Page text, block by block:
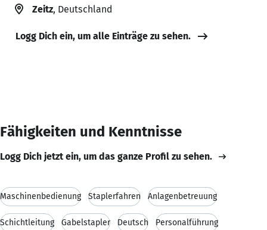
Zeitz, Deutschland
Logg Dich ein, um alle Einträge zu sehen.
Fähigkeiten und Kenntnisse
Logg Dich jetzt ein, um das ganze Profil zu sehen.
Maschinenbedienung Staplerfahren Anlagenbetreuung
Schichtleitung Gabelstapler Deutsch Personalführung